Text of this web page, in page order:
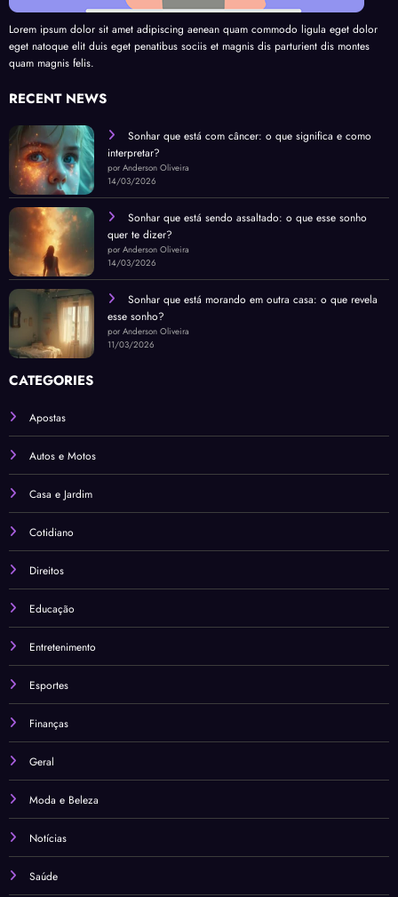
Lorem ipsum dolor sit amet adipiscing aenean quam commodo ligula eget dolor
eget natoque elit duis eget penatibus sociis et magnis dis parturient dis montes
quam magnis felis.
RECENT NEWS
Sonhar que está com câncer: o que significa e como
interpretar?
por Anderson Oliveira
14/03/2026
Sonhar que está sendo assaltado: o que esse sonho
quer te dizer?
por Anderson Oliveira
14/03/2026
Sonhar que está morando em outra casa: o que revela
esse sonho?
por Anderson Oliveira
11/03/2026
CATEGORIES
Apostas
Autos e Motos
Casa e Jardim
Cotidiano
Direitos
Educação
Entretenimento
Esportes
Finanças
Geral
Moda e Beleza
Notícias
Saúde